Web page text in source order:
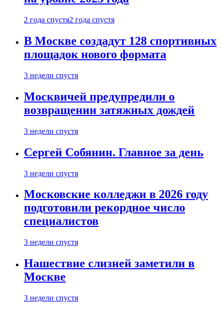
2 года спустя2 года спустя
В Москве создадут 128 спортивных
площадок нового формата
3 недели спустя
Москвичей предупредили о
возвращении затяжных дождей
3 недели спустя
Сергей Собянин. Главное за день
3 недели спустя
Московские колледжи в 2026 году
подготовили рекордное число
специалистов
3 недели спустя
Нашествие слизней заметили в
Москве
3 недели спустя